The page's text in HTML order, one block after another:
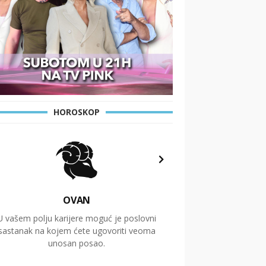
HOROSKOP
OVAN
vašem polju karijere moguć je poslovni
na kojem ćete ugovoriti veoma
unosan posao.